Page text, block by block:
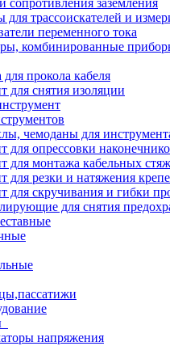
сопротивления заземления
для трассоискателей и
переменного тока
комбинированные
для прокола кабеля
для снятия изоляции
чемоданы для
для опрессовки
для монтажа кабельных
для резки и натяжения
для скручивания и гибки
для снятия
напряжения